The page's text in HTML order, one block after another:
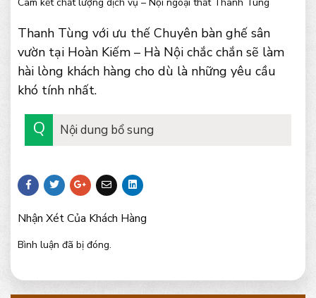
Thanh Tùng với ưu thế Chuyên bàn ghế sân
vườn tại Hoàn Kiếm – Hà Nội chắc chắn sẽ làm
hài lòng khách hàng cho dù là những yêu cầu
khó tính nhất.
Nội dung bổ sung
Nhận Xét Của Khách Hàng
Bình luận đã bị đóng.